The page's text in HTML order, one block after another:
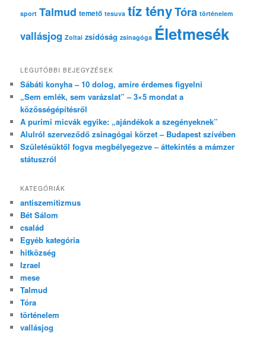
sport Talmud temető tesuva tíz tényTóra történelem
vallásjog Zoltai zsidóság zsinagóga Életmesék
LEGUTÓBBI BEJEGYZÉSEK
Sábáti konyha – 10 dolog, amire érdemes figyelni
„Sem emlék, sem varázslat” – 3×5 mondat a
közösségépítésről
A purimi micvák egyike: „ajándékok a szegényeknek”
Alulról szerveződő zsinagógai körzet – Budapest szívében
Születésüktől fogva megbélyegezve – áttekintés a mámzer
státuszról
KATEGÓRIÁK
antiszemitizmus
Bét Sálom
család
Egyéb kategória
hitközség
Izrael
mese
Talmud
Tóra
történelem
vallásjog